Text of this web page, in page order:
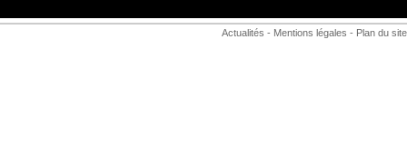
Actualités - Mentions légales - Plan du site